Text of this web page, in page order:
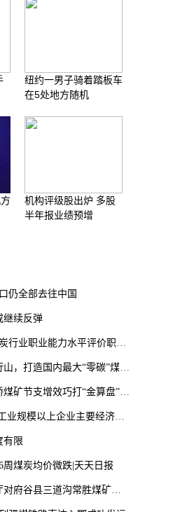
纽约一男子骑着踏板车
在5处地方随机
机构评级股出炉 多股
半年报业绩预增
仍全部去往中国
继续反弹
业职业能力水平评价职业范围
打造国内最大“零碳”煤层气示
矿节支增效巧打“金算盘”-全球
模以上企业主要经济指标发布
有限
周煤炭均价微跌|天天日报
谷县三道沟常胜煤矿等矿井安全